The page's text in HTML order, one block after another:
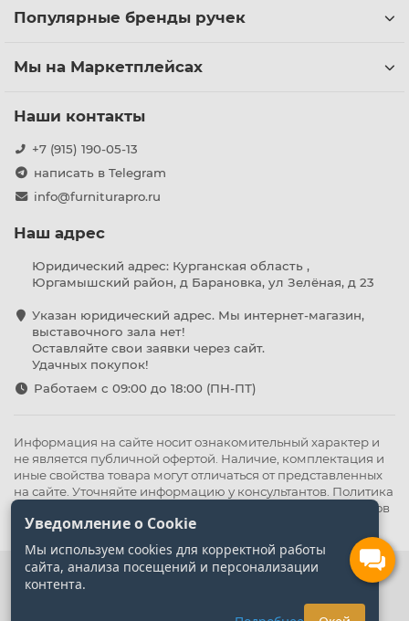
Популярные бренды ручек
Мы на Маркетплейсах
Наши контакты
+7 (915) 190-05-13
написать в Telegram
info@furniturapro.ru
Наш адрес
Юридический адрес: Курганская область ,
Юргамышский район, д Барановка, ул Зелёная, д 23
Указан юридический адрес. Мы интернет-магазин,
выставочного зала нет!
Оставляйте свои заявки через сайт.
Удачных покупок!
Работаем с 09:00 до 18:00 (ПН-ПТ)
Информация на сайте носит ознакомительный характер и
не является публичной офертой. Наличие, комплектация и
иные свойства товара могут отличаться от представленных
на сайте. Уточняйте информацию у консультантов. Политика
Политика обработки файлов
cookie
Уведомление о Cookie
Мы используем cookies для корректной работы
сайта, анализа посещений и персонализации
контента.